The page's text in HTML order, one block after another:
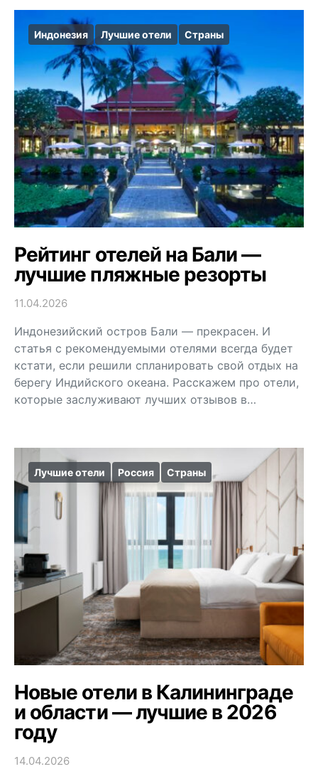
Индонезия Лучшие отели Страны
Рейтинг отелей на Бали —
лучшие пляжные резорты
11.04.2026
Индонезийский остров Бали — прекрасен. И
статья с рекомендуемыми отелями всегда будет
кстати, если решили спланировать свой отдых на
берегу Индийского океана. Расскажем про отели,
которые заслуживают лучших отзывов в…
Лучшие отели Россия Страны
Новые отели в Калининграде
и области — лучшие в 2026
году
14.04.2026